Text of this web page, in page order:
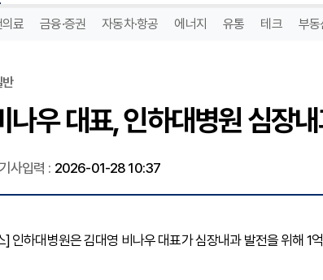
료 금융·증권 자동차·항공 에너지 유통 테크 부동
반
나우 대표, 인하대병원 심장
기사입력 : 2026-01-28 10:37
인하대병원은 김대영 비나우 대표가 심장내과 발전을 위해 1